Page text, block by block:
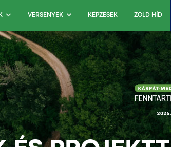
VERSENYEK KÉPZÉSEK ZÖLD HÍD